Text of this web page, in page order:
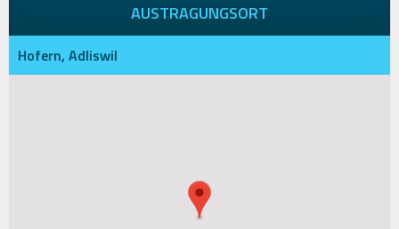
AUSTRAGUNGSORT
Hofern, Adliswil